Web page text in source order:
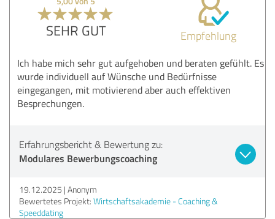
SEHR GUT Empfehlung
Ich habe mich sehr gut aufgehoben und beraten gefühlt. Es
wurde individuell auf Wünsche und Bedürfnisse
eingegangen, mit motivierend aber auch effektiven
Besprechungen.
Erfahrungsbericht & Bewertung zu:
Modulares Bewerbungscoaching
19.12.2025 Anonym
Bewertetes Projekt: Wirtschaftsakademie - Coaching &
Speeddating